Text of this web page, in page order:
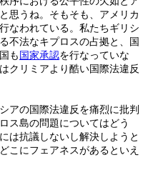
思うね。そもそも、アメリカ
なわれている。私たちギリシ
不法なキプロスの占拠と、国
も国家承認を行なっていな
クリミアより酷い国際法違反
アの国際法違反を痛烈に批判
ス島の問題についてはどう
は抗議しないし解決しようと
こにフェアネスがあるといえ